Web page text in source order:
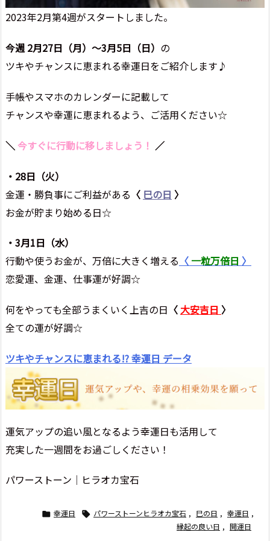
2023年2月第4週がスタートしました。
今週 2月27日（月）～3月5日（日） の
ツキやチャンスに恵まれる幸運日をご紹介します♪
手帳やスマホのカレンダーに記載して
チャンスや幸運に恵まれるよう、ご活用ください☆
＼ 今すぐに行動に移しましょう！ ／
・28日（火）
金運・勝負事にご利益がある 〈 巳の日 〉
お金が貯まり始める日☆
・3月1日（水）
行動や使うお金が、万倍に大きく増える 〈 一粒万倍日 〉
恋愛運、金運、仕事運が好調☆
何をやっても全部うまくいく上吉の日 〈大安吉日 〉
全ての運が好調☆
ツキやチャンスに恵まれる!? 幸運日 データ
運気アップの追い風となるよう幸運日も活用して
充実した一週間をお過ごしください！
パワーストーン│ヒラオカ宝石
 幸運日  パワーストーンヒラオカ宝石 , 巳の日 , 幸運日 ,
縁起の良い日 , 開運日